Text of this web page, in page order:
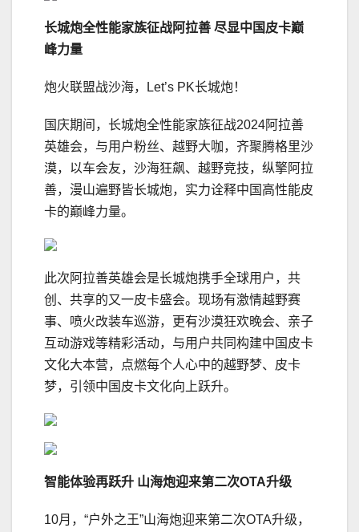
长城炮全性能家族征战阿拉善 尽显中国皮卡巅
峰力量
炮火联盟战沙海，Let’s PK长城炮！
国庆期间，长城炮全性能家族征战2024阿拉善
英雄会，与用户粉丝、越野大咖，齐聚腾格里沙
漠，以车会友，沙海狂飙、越野竞技，纵擎阿拉
善，漫山遍野皆长城炮，实力诠释中国高性能皮
卡的巅峰力量。
此次阿拉善英雄会是长城炮携手全球用户，共
创、共享的又一皮卡盛会。现场有激情越野赛
事、喷火改装车巡游，更有沙漠狂欢晚会、亲子
互动游戏等精彩活动，与用户共同构建中国皮卡
文化大本营，点燃每个人心中的越野梦、皮卡
梦，引领中国皮卡文化向上跃升。
智能体验再跃升 山海炮迎来第二次OTA升级
10月，“户外之王”山海炮迎来第二次OTA升级，